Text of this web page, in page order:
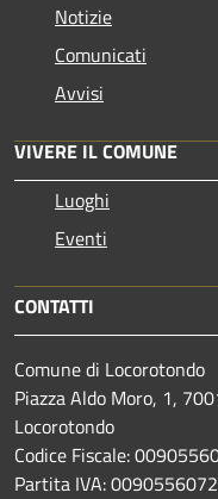
Notizie
Comunicati
Avvisi
VIVERE IL COMUNE
Luoghi
Eventi
CONTATTI
Comune di Locorotondo
Piazza Aldo Moro, 1,
Locorotondo
Codice Fiscale:
Partita IVA: